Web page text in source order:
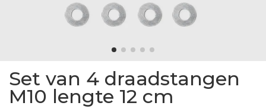
Set van 4 draadstangen
M10 lengte 12 cm